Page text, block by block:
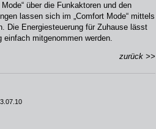
über die Funkaktoren und den
lassen sich im „Comfort Mode“ mittels
Die Energiesteuerung für Zuhause lässt
mitgenommen werden.
zurück >>